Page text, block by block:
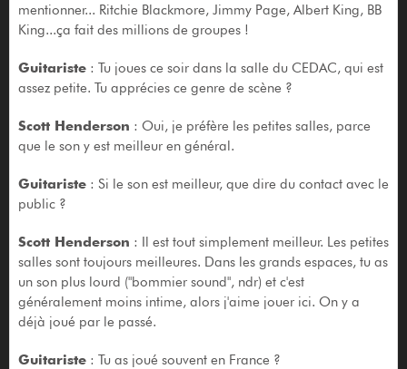
mentionner... Ritchie Blackmore, Jimmy Page, Albert King, BB
King...ça fait des millions de groupes !
Guitariste: Tu joues ce soir dans la salle du CEDAC, qui est
assez petite. Tu apprécies ce genre de scène ?
Scott Henderson : Oui, je préfère les petites salles, parce
que le son y est meilleur en général.
Guitariste: Si le son est meilleur, que dire du contact avec le
public ?
Scott Henderson : Il est tout simplement meilleur. Les petites
salles sont toujours meilleures. Dans les grands espaces, tu as
un son plus lourd ("bommier sound", ndr) et c'est
généralement moins intime, alors j'aime jouer ici. On y a
déjà joué par le passé.
Guitariste: Tu as joué souvent en France ?